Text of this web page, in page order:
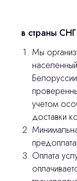
в страны СНГ
Мы
учетом
доставки
Оплата